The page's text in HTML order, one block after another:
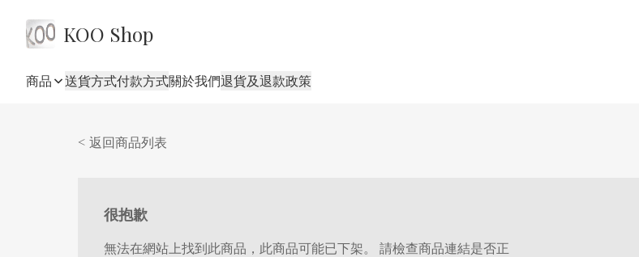
KOO Shop
商品 送貨方式付款方式關於我們退貨及退款政策
< 返回商品列表
很抱歉
無法在網站上找到此商品，此商品可能已下架。 請檢查商品連結是否正